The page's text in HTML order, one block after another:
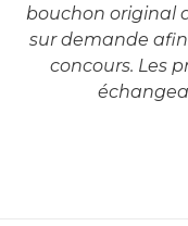
bouchon original
sur demande
concours. Les